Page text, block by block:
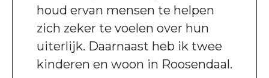
houd ervan mensen te helpen
zich zeker te voelen over hun
uiterlijk. Daarnaast heb ik twee
kinderen en woon in Roosendaal.